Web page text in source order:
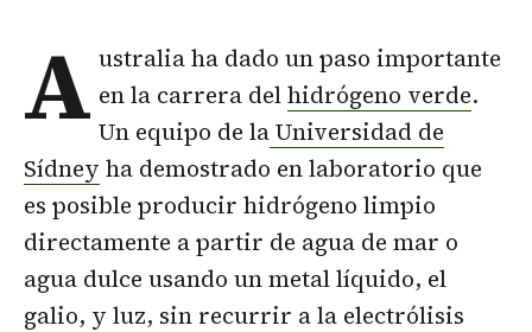
A ustralia ha dado un paso importante
en la carrera delhidrógeno verde.
Un equipo de laUniversidad de
Sídney ha demostrado en laboratorio que
es posible producir hidrógeno limpio
directamente a partir de agua de mar o
agua dulce usando un metal líquido, el
galio, y luz, sin recurrir a la electrólisis